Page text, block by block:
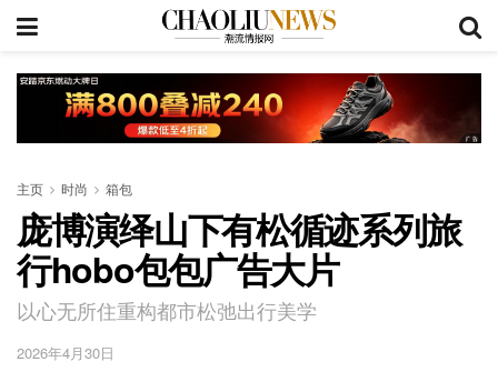
主页 时尚 箱包
庞博演绎山下有松循迹系列旅
行hobo包包广告大片
以心无所住重构都市松弛出行美学
2026年4月30日